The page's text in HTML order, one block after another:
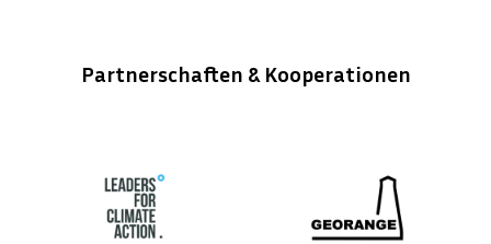
Partnerschaften & Kooperationen